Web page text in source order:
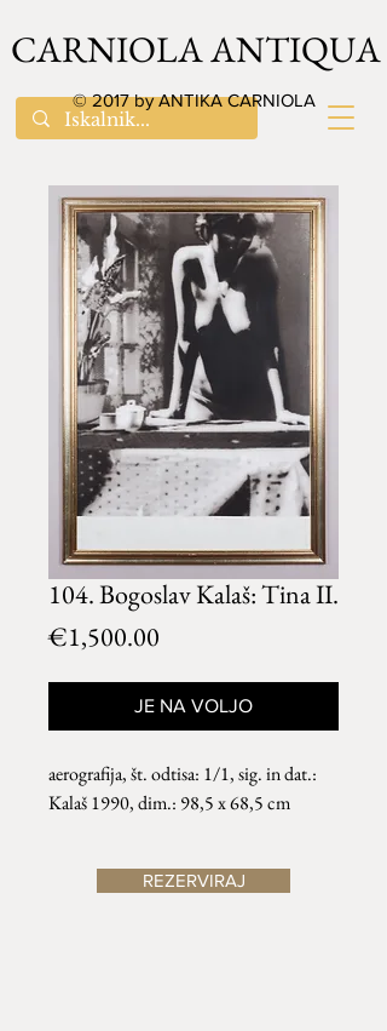
CARNIOLA ANTIQUA
© 2017 by ANTIKA CARNIOLA
104. Bogoslav Kalaš: Tina II.
€1,500.00
JE NA VOLJO
aerografija, št. odtisa: 1/1, sig. in dat.:
Kalaš 1990, dim.: 98,5 x 68,5 cm
REZERVIRAJ